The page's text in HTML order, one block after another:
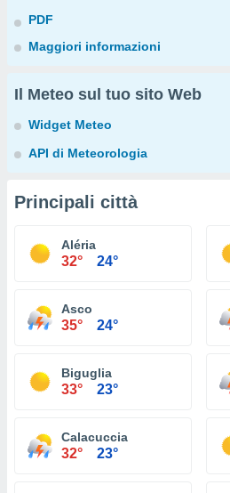
PDF
Maggiori informazioni
Il Meteo sul tuo sito Web
Widget Meteo
API di Meteorologia
Principali città
Aléria
32° 24°
Asco
35° 24°
Biguglia
33° 23°
Calacuccia
32° 23°